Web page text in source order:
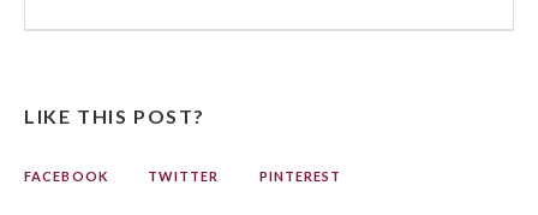
LIKE THIS POST?
FACEBOOK TWITTER PINTEREST